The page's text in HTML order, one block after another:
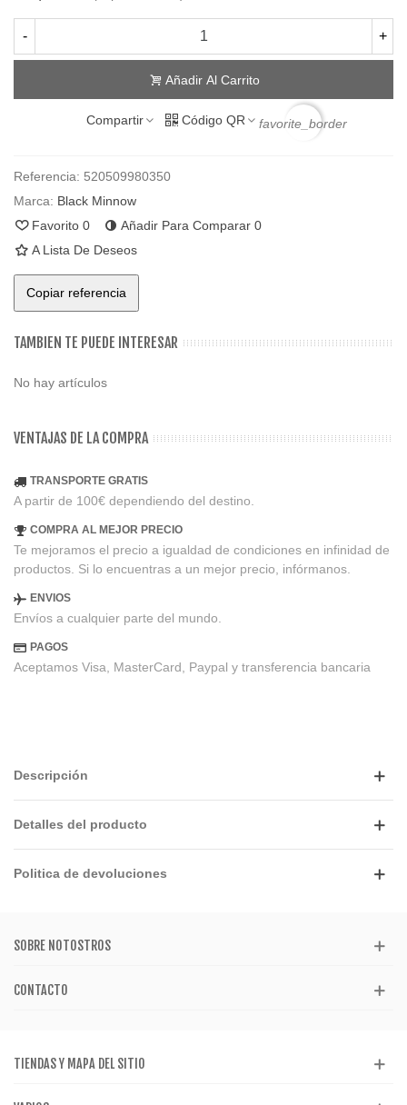
- +
Añadir Al Carrito
Compartir Código QR favorite_border
Referencia: 520509980350
Marca: Black Minnow
Favorito 0 Añadir Para Comparar 0
A Lista De Deseos
Copiar referencia
TAMBIEN TE PUEDE INTERESAR
No hay artículos
VENTAJAS DE LA COMPRA
TRANSPORTE GRATIS
A partir de 100€ dependiendo del destino.
COMPRA AL MEJOR PRECIO
Te mejoramos el precio a igualdad de condiciones en infinidad de
productos. Si lo encuentras a un mejor precio, infórmanos.
ENVIOS
Envíos a cualquier parte del mundo.
PAGOS
Aceptamos Visa, MasterCard, Paypal y transferencia bancaria
Descripción
Detalles del producto
Politica de devoluciones
SOBRE NOTOSTROS
CONTACTO
TIENDAS Y MAPA DEL SITIO